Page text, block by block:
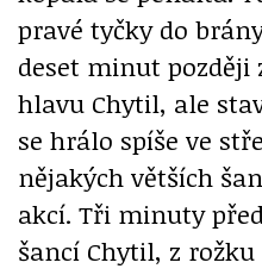
pravé tyčky do
deset minut později
hlavu Chytil, ale
se hrálo spíše ve
nějakých větších
akcí. Tři minuty
šancí Chytil, z